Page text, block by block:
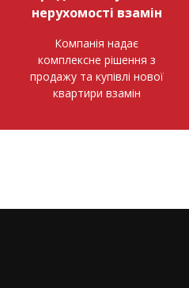
нерухомості взамін
Компанія надає
комплексне рішення з
продажу та купівлі нової
квартири взамін